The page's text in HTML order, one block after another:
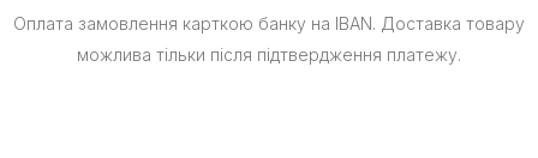
Оплата замовлення карткою банку на IBAN. Доставка товару
можлива тільки після підтвердження платежу.